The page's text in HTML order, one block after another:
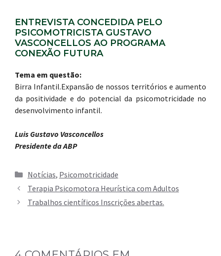
ENTREVISTA CONCEDIDA PELO
PSICOMOTRICISTA GUSTAVO
VASCONCELLOS AO PROGRAMA
CONEXÃO FUTURA
Tema em questão:
Birra Infantil.Expansão de nossos territórios e aumento
da positividade e do potencial da psicomotricidade no
desenvolvimento infantil.
Luis Gustavo Vasconcellos
Presidente da ABP
Categorias
Notícias, Psicomotricidade
Terapia Psicomotora Heurística com Adultos
Trabalhos científicos Inscrições abertas.